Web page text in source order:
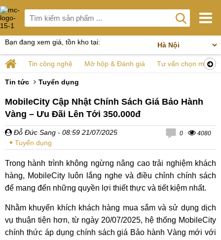
Bạn đang xem giá, tồn kho tại:
Tin công nghệ Mở hộp & Đánh giá Tư vấn chọn mua
Tin tức Tuyển dụng
MobileCity Cập Nhật Chính Sách Giá Bảo Hành
Vàng – Ưu Đãi Lên Tới 350.000đ
Đỗ Đức Sang - 08:59 21/07/2025
Tuyển dụng
0 4080
Trong hành trình không ngừng nâng cao trải nghiệm khách
hàng, MobileCity luôn lắng nghe và điều chỉnh chính sách
để mang đến những quyền lợi thiết thực và tiết kiệm nhất.
Nhằm khuyến khích khách hàng mua sắm và sử dụng dịch
vụ thuận tiện hơn, từ ngày 20/07/2025, hệ thống MobileCity
chính thức áp dụng chính sách giá Bảo hành Vàng mới với